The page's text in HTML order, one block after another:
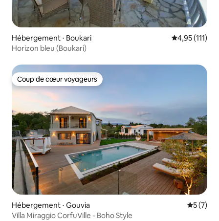
Hébergement ⋅ Boukari Évaluation
4,95 (111)
Horizon bleu (Boukari)
Coup de cœur voyageurs
Coup de cœur voyageurs
Hébergement ⋅ Gouvia
5 (7)
Villa Miraggio CorfuVille - Boho Style